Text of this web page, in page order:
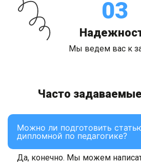
03
Мы ведем вас к
Часто
Можно ли подготовить
дипломной по педагогике?
Да, конечно. Мы можем